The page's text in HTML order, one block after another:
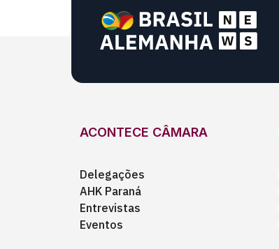
ACONTECE CÂMARA
Delegações
AHK Paraná
Entrevistas
Eventos